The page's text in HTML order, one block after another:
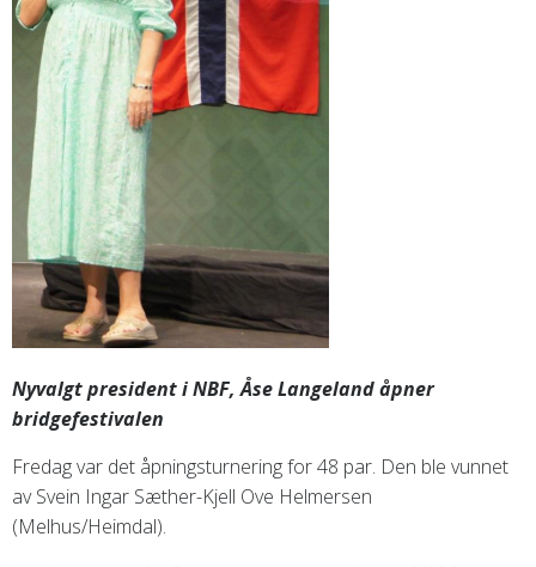
Nyvalgt president i NBF, Åse Langeland åpner
bridgefestivalen
Fredag var det åpningsturnering for 48 par. Den ble vunnet
av Svein Ingar Sæther-Kjell Ove Helmersen
(Melhus/Heimdal).